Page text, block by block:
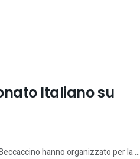
Italiano su
hanno organizzato per la ...